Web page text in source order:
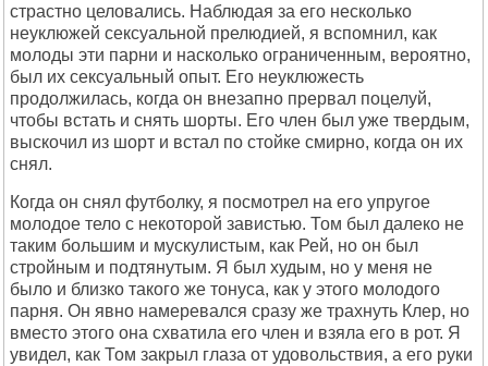
страстно целовались. Наблюдая за его несколько
неуклюжей сексуальной прелюдией, я вспомнил, как
молоды эти парни и насколько ограниченным, вероятно,
был их сексуальный опыт. Его неуклюжесть
продолжилась, когда он внезапно прервал поцелуй,
чтобы встать и снять шорты. Его член был уже твердым,
выскочил из шорт и встал по стойке смирно, когда он их
снял.
Когда он снял футболку, я посмотрел на его упругое
молодое тело с некоторой завистью. Том был далеко не
таким большим и мускулистым, как Рей, но он был
стройным и подтянутым. Я был худым, но у меня не
было и близко такого же тонуса, как у этого молодого
парня. Он явно намеревался сразу же трахнуть Клер, но
вместо этого она схватила его член и взяла его в рот. Я
увидел, как Том закрыл глаза от удовольствия, а его руки